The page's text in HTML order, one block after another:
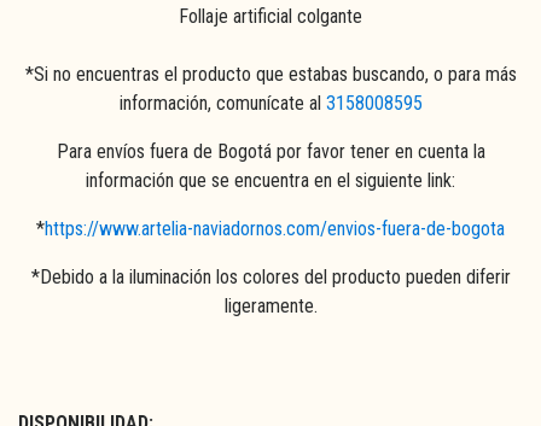
Follaje artificial colgante
*Si no encuentras el producto que estabas buscando, o para más
información, comunícate al 3158008595
Para envíos fuera de Bogotá por favor tener en cuenta la
información que se encuentra en el siguiente link:
*https://www.artelia-naviadornos.com/envios-fuera-de-bogota
*Debido a la iluminación los colores del producto pueden diferir
ligeramente.